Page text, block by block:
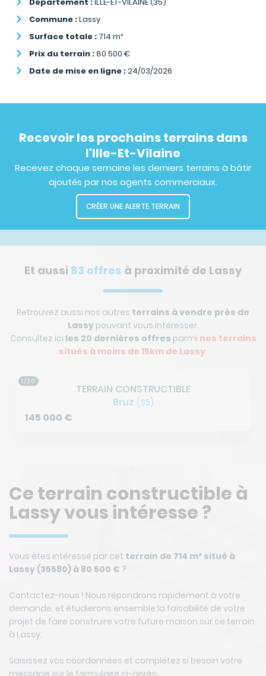
Commune :Lassy
Surface totale : 714 m²
Prix du terrain :80 500 €
Date de mise en ligne :24/03/2026
Recevoir les prochains terrains dans
l'Ille-Et-Vilaine
Recevez chaque semaine les derniers terrains à bâtir
ajoutés par nos agents commerciaux.
CRÉER UNE ALERTE TERRAIN
Et aussi 83 offres à proximité de Lassy
Retrouvez aussi nos autres terrains à vendre près de
Lassypouvant vous intéresser.
Consultez ici les 20 dernières offres parmi nos terrains
situés à moins de 15km de Lassy.
1/20
TERRAIN CONSTRUCTIBLE
Bruz (35)
145 000 €
Ce terrain constructible à
Lassy vous intéresse ?
Vous êtes intéressé par cet terrain de 714 m² situé à
Lassy (35580) à 80 500 € ?
Contactez-nous ! Nous répondrons rapidement à votre
demande, et étudierons ensemble la faisabilité de votre
projet de faire construire votre future maison sur ce terrain
à Lassy.
Saisissez vos coordonnées et complétez si besoin votre
message sur le formulaire ci-après.